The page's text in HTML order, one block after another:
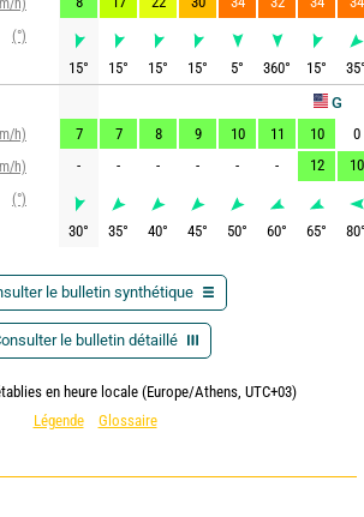
(°)
GFS
h)
h)
(°)
15° 15° 15° 15° 5° 360° 15° 35
7 7 8 9 10 11 10
0
-
- - - - - 12 10
30° 35° 40° 45° 50° 60° 65° 80
le bulletin synthétique
le bulletin détaillé
en heure locale (Europe/Athens, UTC+03)
Légende
Glossaire